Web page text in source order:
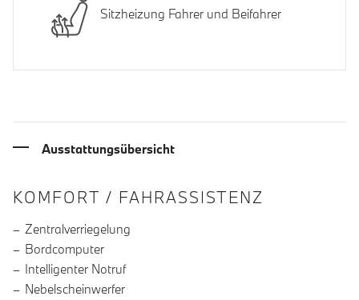
Sitzheizung Fahrer und Beifahrer
Ausstattungsübersicht
INFORMATIONEN ÜBER DIE
KOMFORT / FAHRASSISTENZ
Zentralverriegelung
Bordcomputer
Intelligenter Notruf
Nebelscheinwerfer